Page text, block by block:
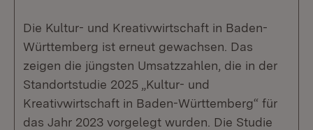
Die Kultur- und Kreativwirtschaft in Baden-
Württemberg ist erneut gewachsen. Das
zeigen die jüngsten Umsatzzahlen, die in der
Standortstudie 2025 „Kultur- und
Kreativwirtschaft in Baden-Württemberg“ für
das Jahr 2023 vorgelegt wurden. Die Studie